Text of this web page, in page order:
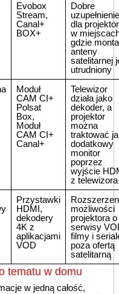
Evobox
Stream,
Canal+
BOX+
Dobre
uzupełnienie
dla
w
gdzie
anteny
satelitarnej
utrudniony
Moduł
CAM CI+
Polsat
Box,
Moduł
CAM CI+
Canal+
Telewizor
działa jako
dekoder, a
projektor
można
traktować
dodatkowy
monitor
poprzez
wyjście
z telewizora
Przystawki
HDMI,
dekodery
4K z
aplikacjami
VOD
możliwości
projektora o
serwisy
filmy i
poza ofertą
satelitarną
tematu w domu
w jedną całość,